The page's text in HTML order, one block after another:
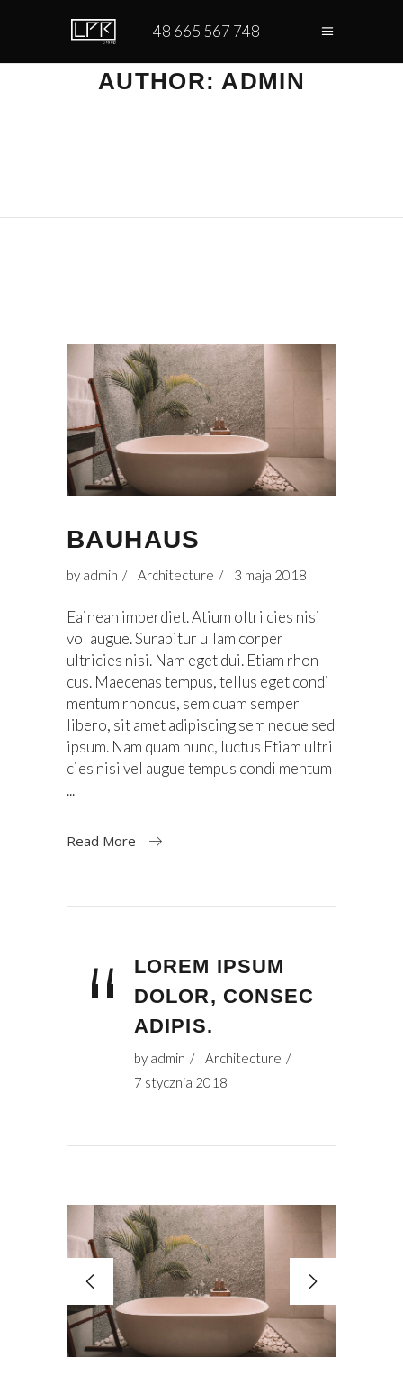
+48 665 567 748
AUTHOR: ADMIN
BAUHAUS
by admin Architecture 3 maja 2018
Eainean imperdiet. Atium oltri cies nisi
vol augue. Surabitur ullam corper
ultricies nisi. Nam eget dui. Etiam rhon
cus. Maecenas tempus, tellus eget condi
mentum rhoncus, sem quam semper
libero, sit amet adipiscing sem neque sed
ipsum. Nam quam nunc, luctus Etiam ultri
cies nisi vel augue tempus condi mentum
Read More
“
LOREM IPSUM
DOLOR, CONSEC
ADIPIS.
by admin
Architecture
7 stycznia 2018